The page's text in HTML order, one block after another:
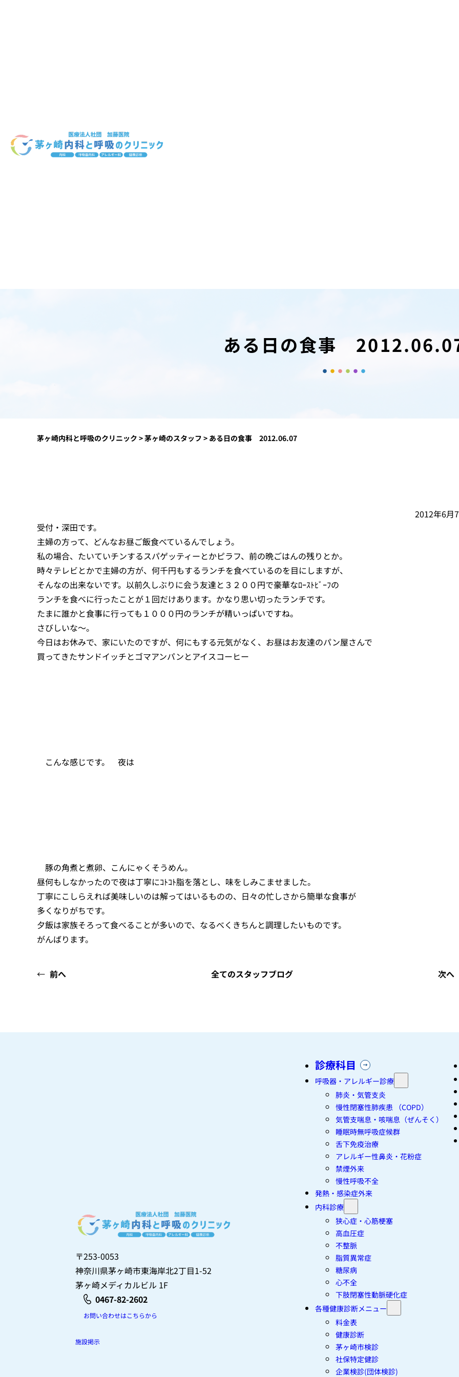
ある日の食事
茅ヶ崎内科と呼吸のクリニック >茅ヶ崎のスタッフ > ある日の食事 2012.06.07
2012年6月
受付・深田です。
主婦の方って、どんなお昼ご飯食べているんでしょう。
私の場合、たいていチンするスパゲッティーとかピラフ、前の晩ごはんの残りとか。
時々テレビとかで主婦の方が、何千円もするランチを食べているのを目にしますが、
そんなの出来ないです。以前久しぶりに会う友達と３２００円で豪華なﾛｰｽﾄﾋﾞｰﾌの
ランチを食べに行ったことが１回だけあります。かなり思い切ったランチです。
たまに誰かと食事に行っても１０００円のランチが精いっぱいですね。
さびしいな～。
今日はお休みで、家にいたのですが、何にもする元気がなく、お昼はお友達のパン屋さんで
買ってきたサンドイッチとゴマアンパンとアイスコーヒー
こんな感じです。 夜は
豚の角煮と煮卵、こんにゃくそうめん。
昼何もしなかったので夜は丁寧にｺﾄｺﾄ脂を落とし、味をしみこませました。
丁寧にこしらえれば美味しいのは解ってはいるものの、日々の忙しさから簡単な食事が
多くなりがちです。
夕飯は家族そろって食べることが多いので、なるべくきちんと調理したいものです。
がんばります。
← 前へ 全てのスタッフブログ 次へ
〒253-0053
神奈川県茅ヶ崎市東海岸北2丁目1-52
茅ヶ崎メディカルビル 1F
0467-82-2602
お問い合わせはこちらから
施設掲示
診療科目
呼吸器・アレルギー診療
肺炎・気管支炎
慢性閉塞性肺疾患 （COPD）
気管支喘息・咳喘息（ぜんそく）
睡眠時無呼吸症候群
舌下免疫治療
アレルギー性鼻炎・花粉症
禁煙外来
慢性呼吸不全
発熱・感染症外来
内科診療
狭心症・心筋梗塞
高血圧症
不整脈
脂質異常症
糖尿病
心不全
下肢閉塞性動脈硬化症
各種健康診断メニュー
料金表
健康診断
茅ヶ崎市検診
社保特定健診
企業検診(団体検診)